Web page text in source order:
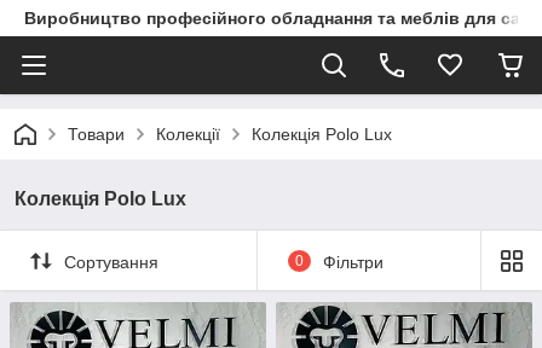
Виробництво професійного обладнання та меблів для
Товари Колекції Колекція Polo Lux
Колекція Polo Lux
Сортування 0 Фільтри